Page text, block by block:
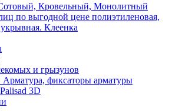
Кровельный, Монолитный
по выгодной цене полиэтиленовая,
Клеенка
и грызунов
Арматура, фиксаторы арматуры
3D